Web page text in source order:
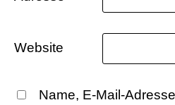
Website
Name, E-Mail-